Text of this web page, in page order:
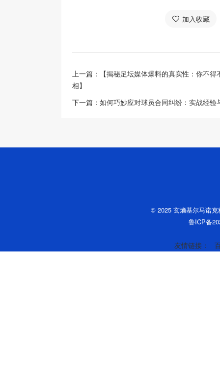
加入收藏
上一篇：
【揭秘足坛媒体爆料的真实性：你不
相】
下一篇： 如何巧妙应对球员合同纠纷：实战经验
© 2025 玄熵基尔马诺
鲁ICP备
友情链接：